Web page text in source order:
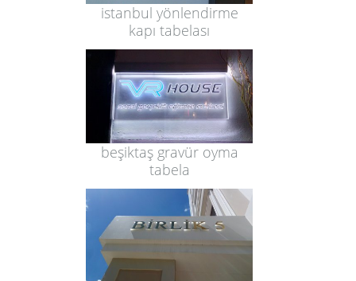
istanbul yönlendirme
kapı tabelası
beşiktaş gravür oyma
tabela